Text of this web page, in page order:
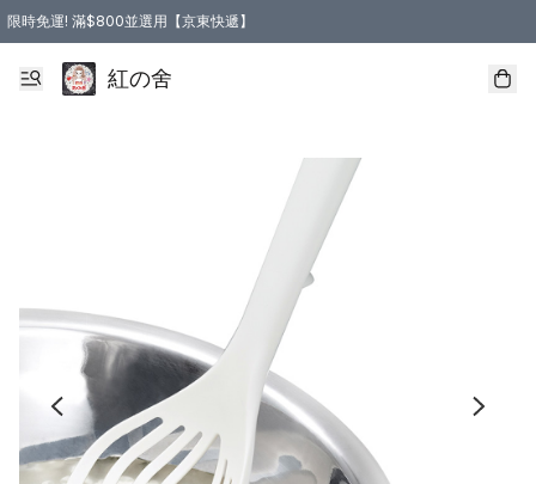
限時免運! 滿$800並選用【京東快遞】
紅の舍